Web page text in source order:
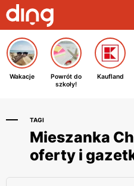
Wakacje
Powrót do
szkoły!
Kaufland
TAGI
Mieszanka
oferty i